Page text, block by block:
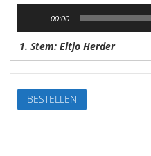
00:00
1. Stem: Eltjo Herder
De
leukste
kinderverhalen
BESTELLEN